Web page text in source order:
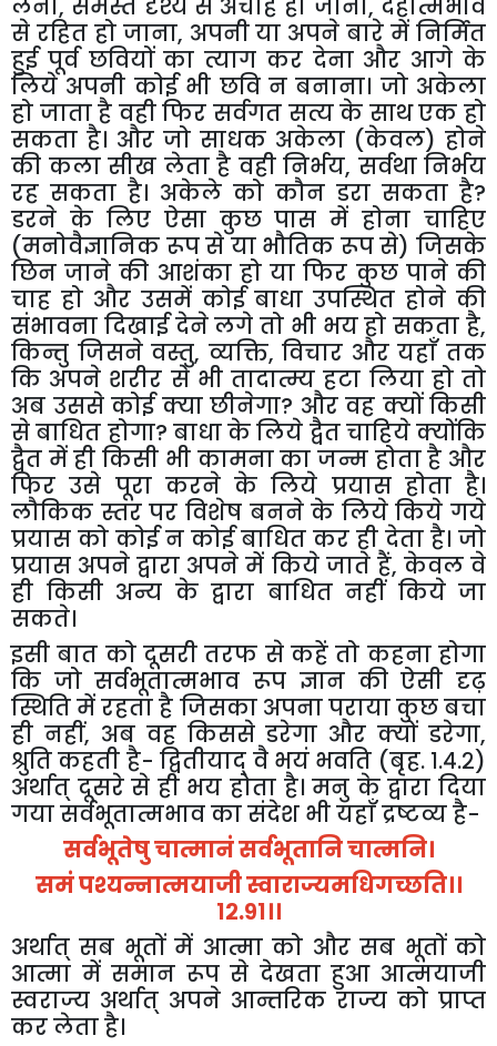
लेना, समस्त दृश्य से अचाह हो जाना, देहात्मभाव
से रहित हो जाना, अपनी या अपने बारे में निर्मित
हुई पूर्व छवियों का त्याग कर देना और आगे के
लिये अपनी कोई भी छवि न बनाना। जो अकेला
हो जाता है वही फिर सर्वगत सत्य के साथ एक हो
सकता है। और जो साधक अकेला (केवल) होने
की कला सीख लेता है वही निर्भय, सर्वथा निर्भय
रह सकता है। अकेले को कौन डरा सकता है?
डरने के लिए ऐसा कुछ पास में होना चाहिए
(मनोवैज्ञानिक रूप से या भौतिक रूप से) जिसके
छिन जाने की आशंका हो या फिर कुछ पाने की
चाह हो और उसमें कोई बाधा उपस्थित होने की
संभावना दिखाई देने लगे तो भी भय हो सकता है,
किन्तु जिसने वस्तु, व्यक्ति,विचार और यहाँ तक
कि अपने शरीर से भी तादात्म्य हटा लिया हो तो
अब उससे कोई क्या छीनेगा? और वह क्यों किसी
से बाधित होगा? बाधा के लिये द्वैत चाहिये क्योंकि
द्वैत में ही किसी भी कामना का जन्म होता है और
फिर उसे पूरा करने के लिये प्रयास होता है।
लौकिक स्तर पर विशेष बनने के लिये किये गये
प्रयास को कोई न कोई बाधित कर ही देता है। जो
प्रयास अपने द्वारा अपने में किये जाते हैं, केवल वे
ही किसी अन्य के द्वारा बाधित नहीं किये जा
सकते।
इसी बात को दूसरी तरफ से कहें तो कहना होगा
कि जो सर्वभूतात्मभाव रूप ज्ञान की ऐसी दृढ़
स्थिति में रहता है जिसका अपना पराया कुछ बचा
ही नहीं, अब वह किससे डरेगा और क्यों डरेगा,
श्रुति कहती है- द्वितीयाद् वै भयं भवति (बृह. १.४.२)
अर्थात् दूसरे से ही भय होता है। मनु के द्वारा दिया
गया सर्वभूतात्मभाव का संदेश भी यहाँ द्रष्टव्य है-
सर्वभूतेषु चात्मानं सर्वभूतानि चात्मनि।
समं पश्यन्नात्मयाजी स्वाराज्यमधिगच्छति।।
१२.९१।।
अर्थात् सब भूतों में आत्मा को और सब भूतों को
आत्मा में समान रूप से देखता हुआ आत्मयाजी
स्वराज्य अर्थात् अपने आन्तरिक राज्य को प्राप्त
कर लेता है।